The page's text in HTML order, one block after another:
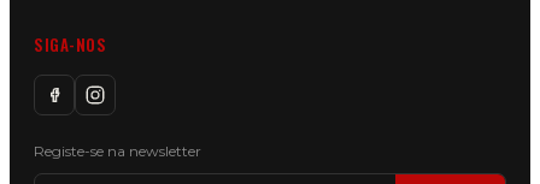
SIGA-NOS
Registe-se na newsletter